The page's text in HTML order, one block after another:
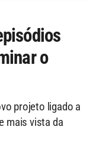
o
projeto ligado a
mais vista da